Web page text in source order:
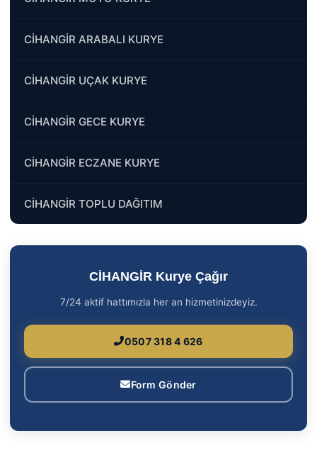
CİHANGİR ARABALI KURYE
CİHANGİR UÇAK KURYE
CİHANGİR GECE KURYE
CİHANGİR ECZANE KURYE
CİHANGİR TOPLU DAĞITIM
CİHANGİR Kurye Çağır
7/24 aktif hattımızla her an hizmetinizdeyiz.
0507 318 4 626
Form Gönder